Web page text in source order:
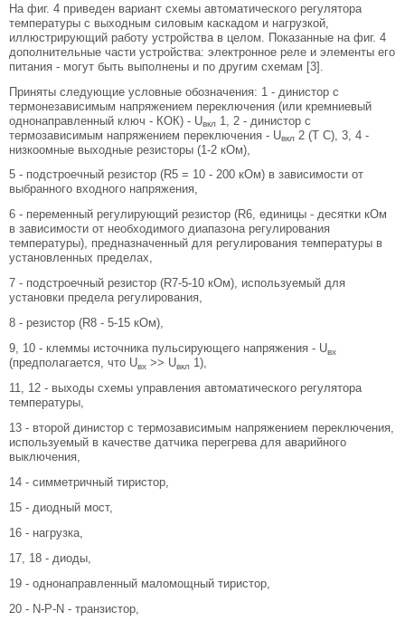
На фиг. 4 приведен вариант схемы автоматического регулятора
температуры с выходным силовым каскадом и нагрузкой,
иллюстрирующий работу устройства в целом. Показанные на фиг. 4
дополнительные части устройства: электронное реле и элементы его
питания - могут быть выполнены и по другим схемам [3].
Приняты следующие условные обозначения: 1 - динистор с
термонезависимым напряжением переключения (или кремниевый
однонаправленный ключ - КОК) - Uвкл 1, 2 - динистор с
термозависимым напряжением переключения - Uвкл 2 (Т С), 3, 4 -
низкоомные выходные резисторы (1-2 кОм),
5 - подстроечный резистор (R5 = 10 - 200 кОм) в зависимости от
выбранного входного напряжения,
6 - переменный регулирующий резистор (R6, единицы - десятки кОм
в зависимости от необходимого диапазона регулирования
температуры), предназначенный для регулирования температуры в
установленных пределах,
7 - подстроечный резистор (R7-5-10 кОм), используемый для
установки предела регулирования,
8 - резистор (R8 - 5-15 кОм),
9, 10 - клеммы источника пульсирующего напряжения - Uвх
(предполагается, что Uвх >> Uвкл 1),
11, 12 - выходы схемы управления автоматического регулятора
температуры,
13 - второй динистор с термозависимым напряжением переключения,
используемый в качестве датчика перегрева для аварийного
выключения,
14 - симметричный тиристор,
15 - диодный мост,
16 - нагрузка,
17, 18 - диоды,
19 - однонаправленный маломощный тиристор,
20 - N-P-N - транзистор,